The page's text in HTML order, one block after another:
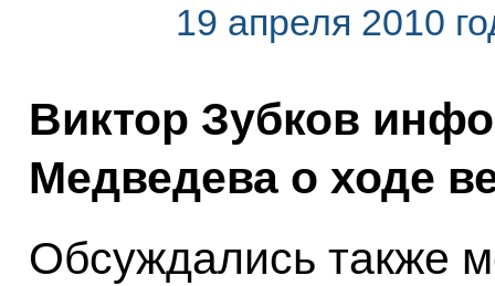
19 апреля 2010
Виктор Зубков
Медведева о ходе
Обсуждались также